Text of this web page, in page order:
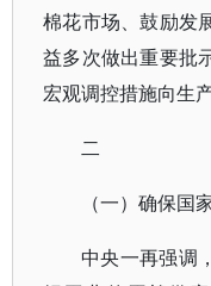
棉花市场、鼓励发
益多次做出重要批
宏观调控措施向生
二
（一）确保国
中央一再强调